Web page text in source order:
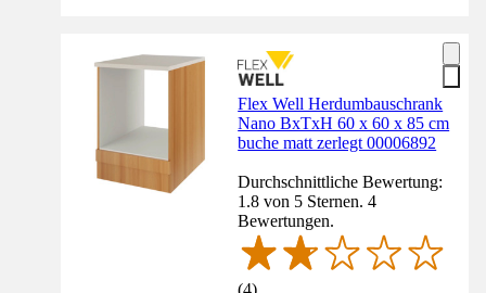
Flex Well Herdumbauschrank
Nano BxTxH 60 x 60 x 85 cm
buche matt zerlegt 00006892
Durchschnittliche Bewertung:
1.8 von 5 Sternen. 4
Bewertungen.
(4)